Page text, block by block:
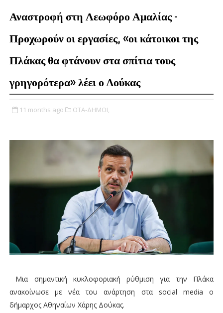
Αναστροφή στη Λεωφόρο Αμαλίας -
Προχωρούν οι εργασίες, «οι κάτοικοι της
Πλάκας θα φτάνουν στα σπίτια τους
γρηγορότερα» λέει ο Δούκας
11 months ago ΟΤΑ-ΔΗΜΟΙ,
Μια σημαντική κυκλοφοριακή ρύθμιση για την Πλάκα
ανακοίνωσε με νέα του ανάρτηση στα social media ο
δήμαρχος Αθηναίων Χάρης Δούκας.